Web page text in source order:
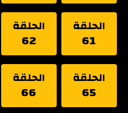
الحلقة
61
الحلقة
62
الحلقة
65
الحلقة
66